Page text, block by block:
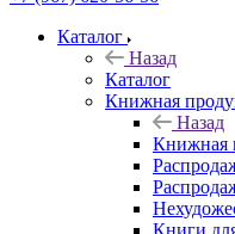
Каталог
Назад
Каталог
Книжная
Назад
Книжная
Книги